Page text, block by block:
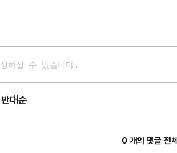
반대순
0 개의 댓글 전